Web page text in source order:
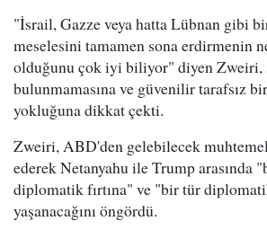
"İsrail, Gazze veya hatta Lübnan gibi
meselesini tamamen sona erdirmenin
olduğunu çok iyi biliyor" diyen Zweiri,
bulunmamasına ve güvenilir tarafsız
yokluğuna dikkat çekti.
Zweiri, ABD'den gelebilecek
ederek Netanyahu ile Trump arasında
diplomatik fırtına" ve "bir tür
yaşanacağını öngördü.